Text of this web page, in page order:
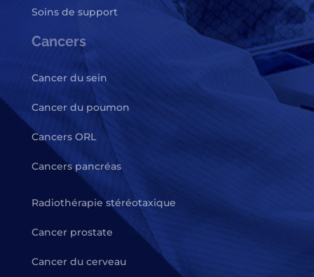
Soins de support
Cancers
Cancer du sein
Cancer du poumon
Cancers ORL
Cancers pancréas
Radiothérapie stéréotaxique
Cancer prostate
Cancer du cerveau